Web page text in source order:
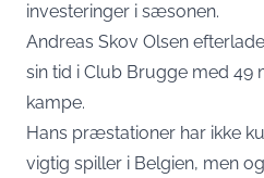
investeringer i sæsonen.
Andreas Skov Olsen
sin tid i Club Brugge med 49
kampe.
Hans præstationer har ikke
vigtig spiller i Belgien, men